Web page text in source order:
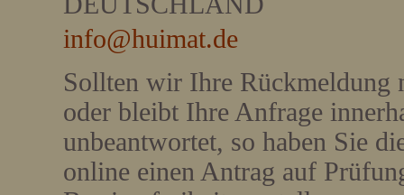
info@huimat.de
Sollten wir Ihre Rückmeldung
oder bleibt Ihre Anfrage
unbeantwortet, so haben Sie
online einen Antrag auf